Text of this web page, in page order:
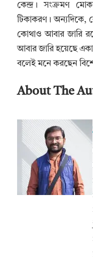
কেন্দ্র। সংক্রমণ
টিকাকরণ। অন্যদিকে,
কোথাও আবার জারি
আবার জারি হয়েছে
বলেই মনে করছেন
About The